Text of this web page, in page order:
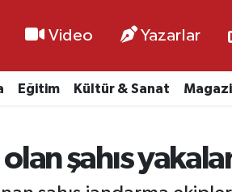
Video Yazarlar
Eğitim Kültür & Sanat
şahıs